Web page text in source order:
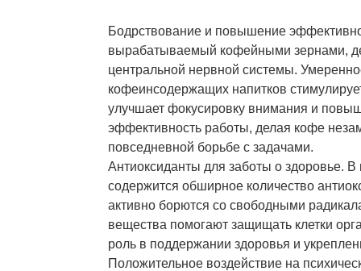
Бодрствование и повышение
вырабатываемый кофейными зернами,
центральной нервной системы.
кофеинсодержащих напитков
улучшает фокусировку внимания и
эффективность работы, делая кофе
повседневной борьбе с задачами.
Антиоксиданты для заботы о здоровье.
содержится обширное количество
активно борются со свободными
вещества помогают защищать клетки
роль в поддержании здоровья и
Положительное воздействие на